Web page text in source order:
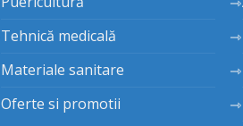
Tehnică medicală
Materiale sanitare
Oferte si promotii